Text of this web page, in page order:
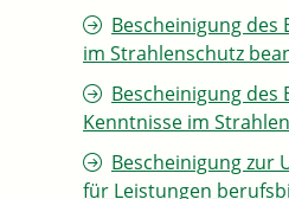
Bescheinigung des
im Strahlenschutz
Bescheinigung des
Kenntnisse im
Bescheinigung zur
für Leistungen